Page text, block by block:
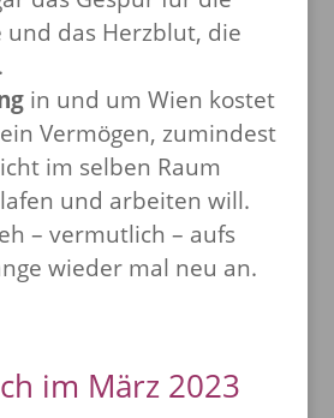
und das Herzblut, die
in und um Wien kostet
Vermögen, zumindest
im selben Raum
und arbeiten will.
– vermutlich – aufs
wieder mal neu an.
im März 2023